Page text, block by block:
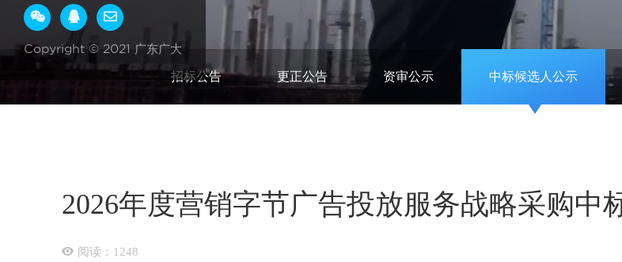
Copyright © 2021 广东广大
招标公告 更正公告 资审公示 中标候选人公示
2026年度营销字节广告投放服务战略采购中
阅读： 1248